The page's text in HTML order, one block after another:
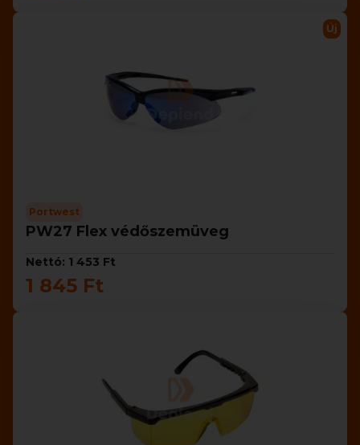
Új
Portwest
PW27 Flex védőszemüveg
Nettó: 1 453 Ft
1 845 Ft